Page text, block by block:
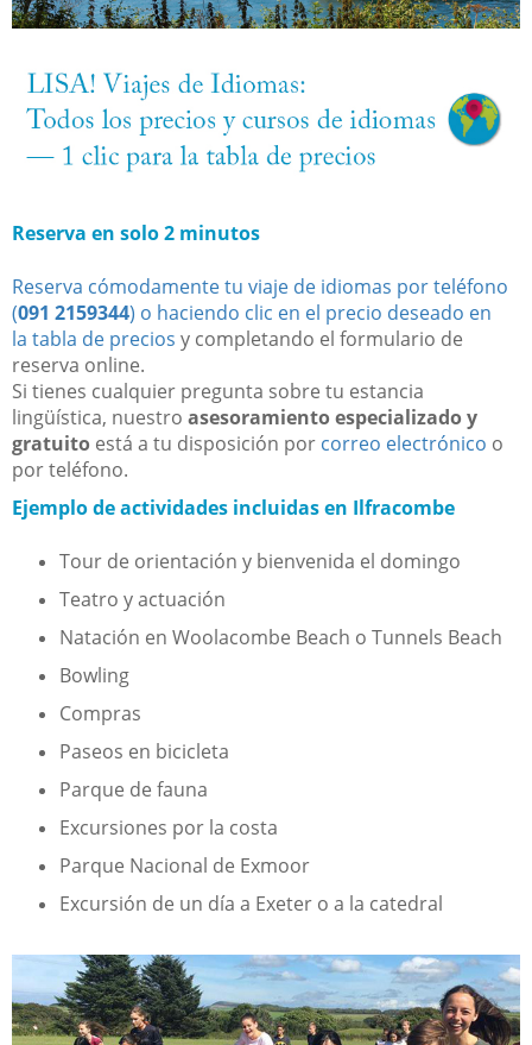
Reserva en solo 2 minutos
Reserva cómodamente tu viaje de idiomas por teléfono
(091 2159344) o haciendo clic en el precio deseado en
la tabla de precios y completando el formulario de
reserva online.
Si tienes cualquier pregunta sobre tu estancia
lingüística, nuestro asesoramiento especializado y
gratuito está a tu disposición por correo electrónico o
por teléfono.
Ejemplo de actividades incluidas en Ilfracombe
Tour de orientación y bienvenida el domingo
Teatro y actuación
Natación en Woolacombe Beach o Tunnels Beach
Bowling
Compras
Paseos en bicicleta
Parque de fauna
Excursiones por la costa
Parque Nacional de Exmoor
Excursión de un día a Exeter o a la catedral